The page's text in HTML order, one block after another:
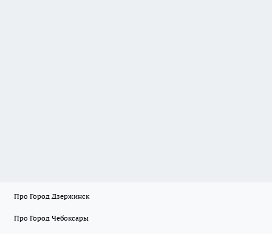
Про Город Дзержинск
Про Город Чебоксары